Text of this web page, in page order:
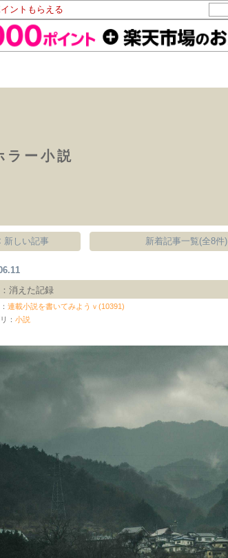
ントもらえる
ラー小説
新しい記事 新着記事一覧(全8件)
消えた記録
連載小説を書いてみようｖ(10391)
：小説